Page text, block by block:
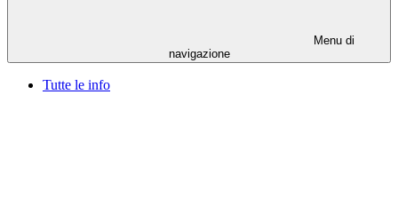
Menu di
navigazione
Tutte le info